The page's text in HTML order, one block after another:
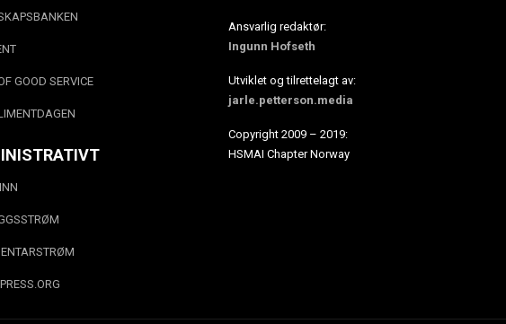
GOOD SERVICE
Ansvarlig redaktør:
Ingunn Hofseth
Utviklet og tilrettelagt av:
jarle.petterson.media
Copyright 2009 – 2019:
HSMAI Chapter Norway